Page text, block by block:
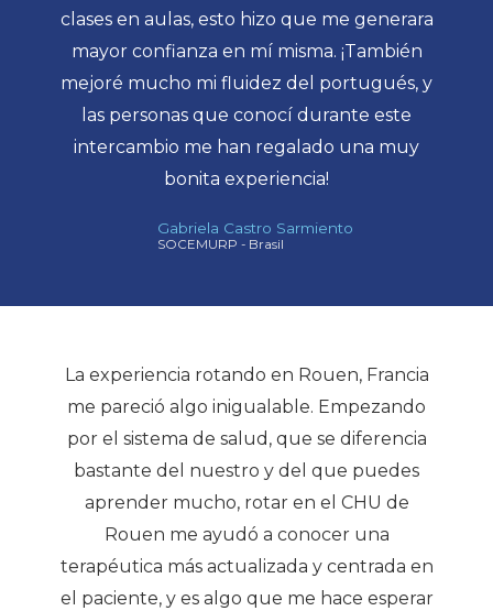
clases en aulas, esto hizo que me generara
mayor confianza en mí misma. ¡También
mejoré mucho mi fluidez del portugués, y
las personas que conocí durante este
intercambio me han regalado una muy
bonita experiencia!
Gabriela Castro Sarmiento
SOCEMURP - Brasil
La experiencia rotando en Rouen, Francia
me pareció algo inigualable. Empezando
por el sistema de salud, que se diferencia
bastante del nuestro y del que puedes
aprender mucho, rotar en el CHU de
Rouen me ayudó a conocer una
terapéutica más actualizada y centrada en
el paciente, y es algo que me hace esperar